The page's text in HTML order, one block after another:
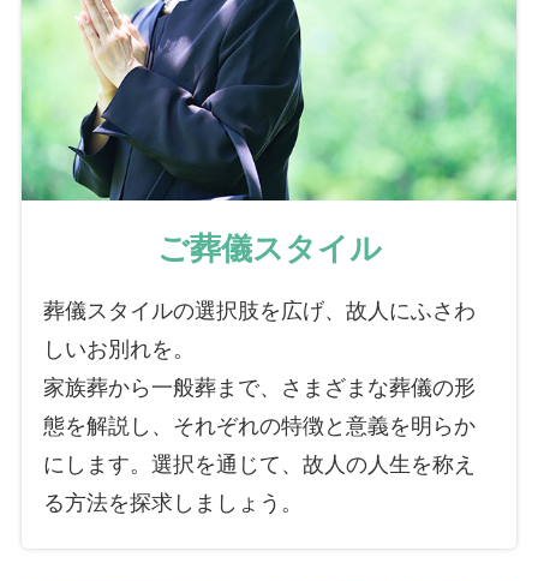
ご葬儀スタイル
葬儀スタイルの選択肢を広げ、故人にふさわ
しいお別れを。
家族葬から一般葬まで、さまざまな葬儀の形
態を解説し、それぞれの特徴と意義を明らか
にします。選択を通じて、故人の人生を称え
る方法を探求しましょう。